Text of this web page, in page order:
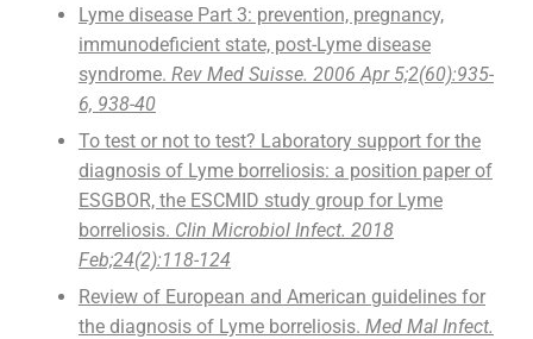
Lyme disease Part 3: prevention, pregnancy,
immunodeficient state, post-Lyme disease
syndrome. Rev Med Suisse. 2006 Apr 5;2(60):935-
6, 938-40
To test or not to test? Laboratory support for the
diagnosis of Lyme borreliosis: a position paper of
ESGBOR, the ESCMID study group for Lyme
borreliosis. Clin Microbiol Infect. 2018
Feb;24(2):118-124
Review of European and American guidelines for
the diagnosis of Lyme borreliosis. Med Mal Infect.